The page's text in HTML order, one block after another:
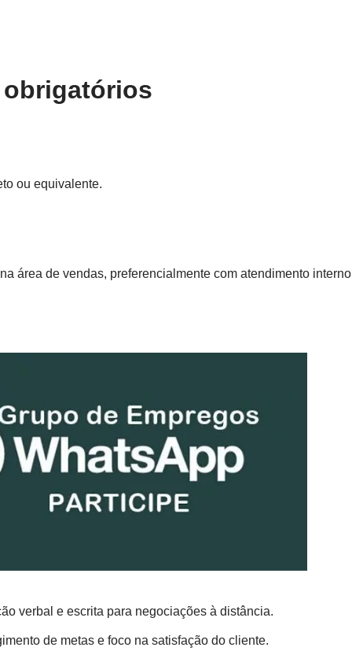
ou equivalente.
área de vendas, preferencialmente com atendimento
verbal e escrita para negociações à distância.
de metas e foco na satisfação do cliente.